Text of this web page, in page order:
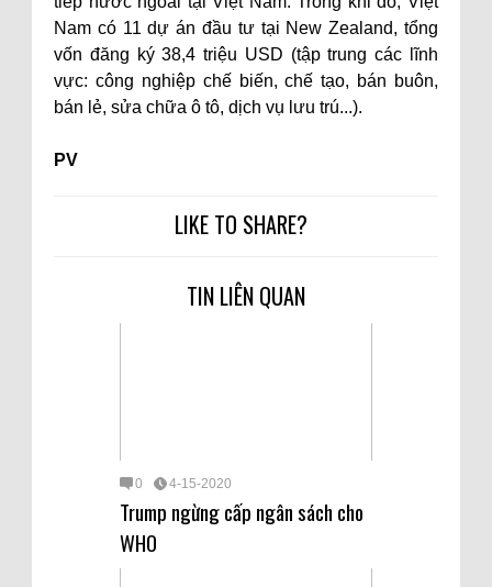
Nam có 11 dự án đầu tư tại New Zealand, tổng
vốn đăng ký 38,4 triệu USD (tập trung các lĩnh
vực: công nghiệp chế biến, chế tạo, bán buôn,
bán lẻ, sửa chữa ô tô, dịch vụ lưu trú...).
PV
LIKE TO SHARE?
TIN LIÊN QUAN
0 4-15-2020
Trump ngừng cấp ngân sách cho
WHO